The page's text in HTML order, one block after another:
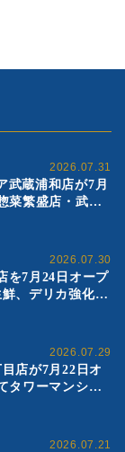
2026.07.31
武蔵浦和店が7月
菜繁盛店・武蔵
すみ分け
2026.07.30
を7月24日オープ
、デリカ強化の
り入れ
2026.07.29
店が7月22日オ
タワーマンショ
型店を出店
2026.07.21